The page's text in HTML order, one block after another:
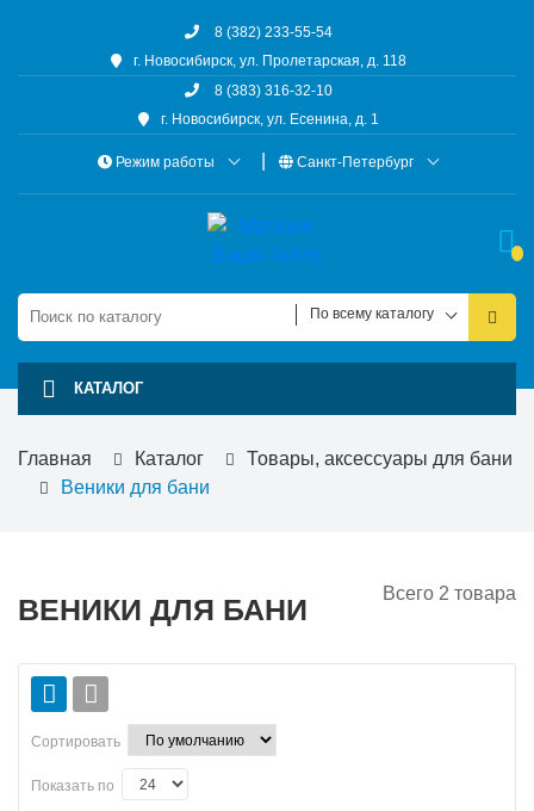
8 (382) 233-55-54
г. Новосибирск, ул. Пролетарская, д. 118
8 (383) 316-32-10
г. Новосибирск, ул. Есенина, д. 1
Режим работы Санкт-Петербург
По всему каталогу
КАТАЛОГ
Главная Каталог
Товары, аксессуары для бани
Веники для бани
ВЕНИКИ ДЛЯ БАНИ Всего 2 товара
Сортировать
Показать по